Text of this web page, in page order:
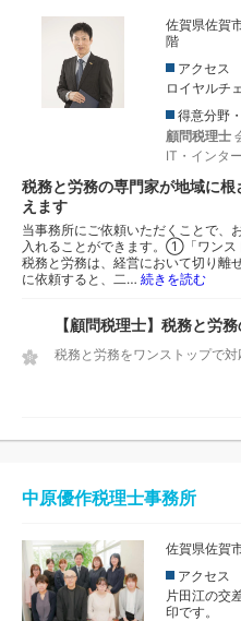
佐賀県佐賀
階
アクセス
ロイヤルチ
得意分野
顧問税理士
IT・インタ
税務と労務の専門家が地域に
えます
当事務所にご依頼いただくことで、
入れることができます。①「ワンス
税務と労務は、経営において切り離
に依頼すると、二… 続きを読む
【顧問税理士】税務と労
税務と労務をワンストップで対
中原優作税理士事務所
佐賀県佐賀
アクセス
片田江の交
印です。